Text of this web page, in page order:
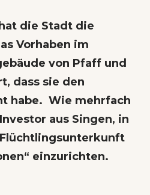
die Stadt die
Vorhaben im
von Pfaff und
dass sie den
habe. Wie mehrfach
aus Singen, in
einzurichten.